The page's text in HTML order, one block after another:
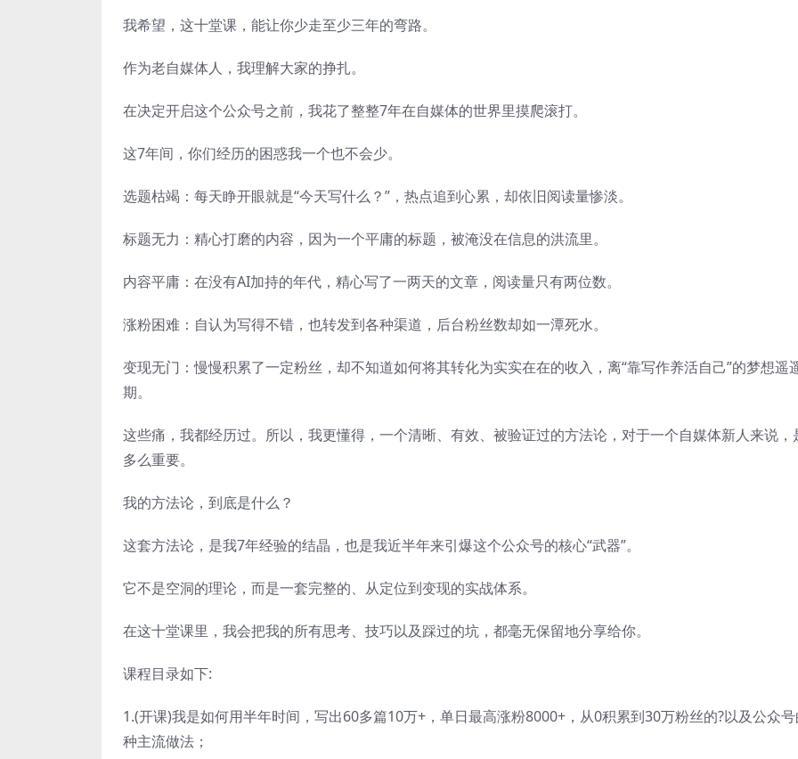
我希望，这十堂课，能让你少走至少三年的弯路。
作为老自媒体人，我理解大家的挣扎。
在决定开启这个公众号之前，我花了整整7年在自媒体的世界里摸爬滚打。
这7年间，你们经历的困惑我一个也不会少。
选题枯竭：每天睁开眼就是“今天写什么？”，热点追到心累，却依旧阅读量惨淡。
标题无力：精心打磨的内容，因为一个平庸的标题，被淹没在信息的洪流里。
内容平庸：在没有AI加持的年代，精心写了一两天的文章，阅读量只有两位数。
涨粉困难：自认为写得不错，也转发到各种渠道，后台粉丝数却如一潭死水。
变现无门：慢慢积累了一定粉丝，却不知道如何将其转化为实实在在的收入，离“靠写作养活自己”的梦想遥
期。
这些痛，我都经历过。所以，我更懂得，一个清晰、有效、被验证过的方法论，对于一个自媒体新人来说，
多么重要。
我的方法论，到底是什么？
这套方法论，是我7年经验的结晶，也是我近半年来引爆这个公众号的核心“武器”。
它不是空洞的理论，而是一套完整的、从定位到变现的实战体系。
在这十堂课里，我会把我的所有思考、技巧以及踩过的坑，都毫无保留地分享给你。
课程目录如下:
1.(开课)我是如何用半年时间，写出60多篇10万+，单日最高涨粉8000+，从0积累到30万粉丝的?以及公众
种主流做法；